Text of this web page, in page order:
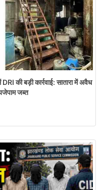
DRI की बड़ी कार्रवाई: सातारा में अवैध
जब्त